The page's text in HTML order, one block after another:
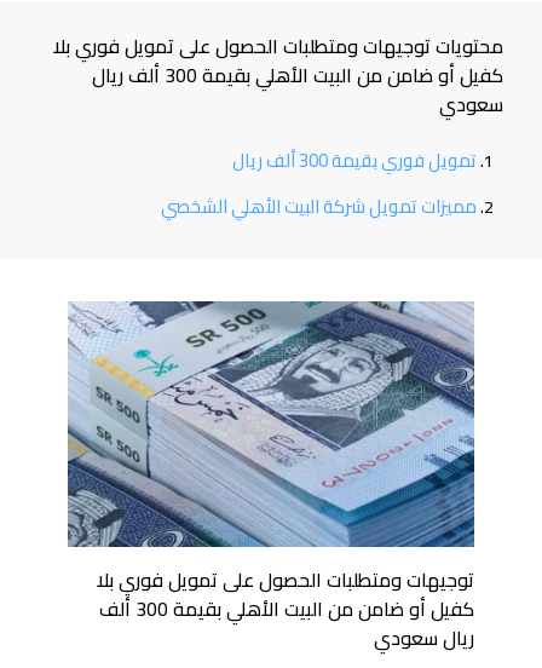
محتويات توجيهات ومتطلبات الحصول على تمويل فوري بلا
كفيل أو ضامن من البيت الأهلي بقيمة 300 ألف ريال
سعودي
تمويل فوري بقيمة 300 ألف ريال
مميزات تمويل شركة البيت الأهلي الشخصي
توجيهات ومتطلبات الحصول على تمويل فوري بلا
كفيل أو ضامن من البيت الأهلي بقيمة 300 ألف
ريال سعودي